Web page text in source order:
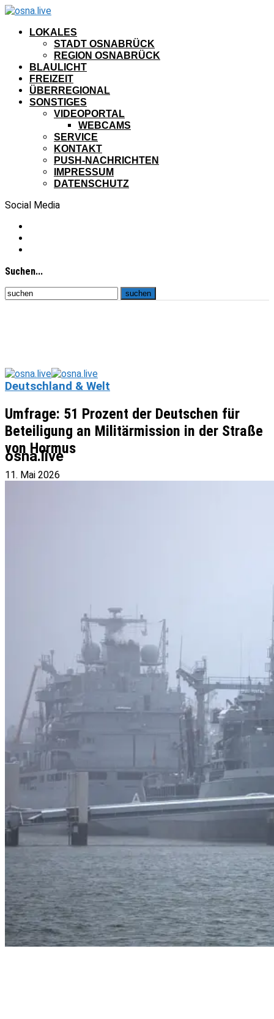
LOKALES
STADT OSNABRÜCK
REGION OSNABRÜCK
BLAULICHT
FREIZEIT
ÜBERREGIONAL
SONSTIGES
VIDEOPORTAL
WEBCAMS
SERVICE
KONTAKT
PUSH-NACHRICHTEN
IMPRESSUM
DATENSCHUTZ
Social Media
Suchen...
osna.live
Deutschland & Welt
Umfrage: 51 Prozent der Deutschen für
Beteiligung an Militärmission in der Straße
von Hormus
11. Mai 2026